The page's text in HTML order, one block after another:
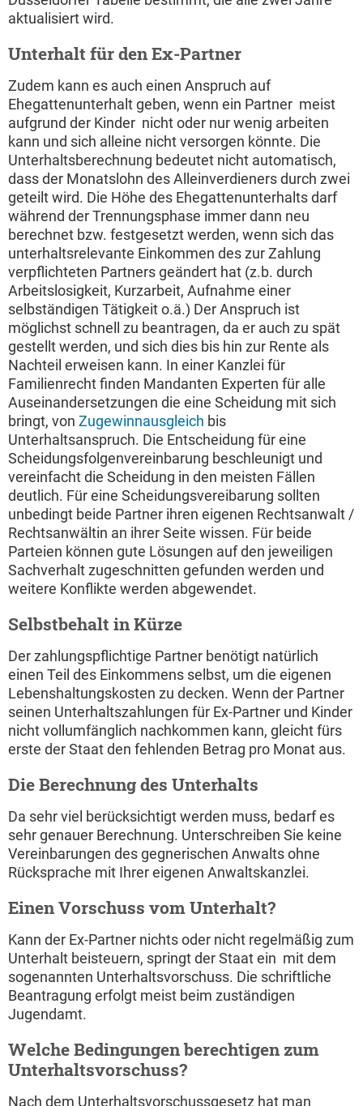
aktualisiert wird.
Unterhalt für den Ex-Partner
Zudem kann es auch einen Anspruch auf
Ehegattenunterhalt geben, wenn ein Partner  meist
aufgrund der Kinder  nicht oder nur wenig arbeiten
kann und sich alleine nicht versorgen könnte. Die
Unterhaltsberechnung bedeutet nicht automatisch,
dass der Monatslohn des Alleinverdieners durch zwei
geteilt wird. Die Höhe des Ehegattenunterhalts darf
während der Trennungsphase immer dann neu
berechnet bzw. festgesetzt werden, wenn sich das
unterhaltsrelevante Einkommen des zur Zahlung
verpflichteten Partners geändert hat (z.b. durch
Arbeitslosigkeit, Kurzarbeit, Aufnahme einer
selbständigen Tätigkeit o.ä.) Der Anspruch ist
möglichst schnell zu beantragen, da er auch zu spät
gestellt werden, und sich dies bis hin zur Rente als
Nachteil erweisen kann. In einer Kanzlei für
Familienrecht finden Mandanten Experten für alle
Auseinandersetzungen die eine Scheidung mit sich
bringt, von Zugewinnausgleich bis
Unterhaltsanspruch. Die Entscheidung für eine
Scheidungsfolgenvereinbarung beschleunigt und
vereinfacht die Scheidung in den meisten Fällen
deutlich. Für eine Scheidungsvereibarung sollten
unbedingt beide Partner ihren eigenen Rechtsanwalt /
Rechtsanwältin an ihrer Seite wissen. Für beide
Parteien können gute Lösungen auf den jeweiligen
Sachverhalt zugeschnitten gefunden werden und
weitere Konflikte werden abgewendet.
Selbstbehalt in Kürze
Der zahlungspflichtige Partner benötigt natürlich
einen Teil des Einkommens selbst, um die eigenen
Lebenshaltungskosten zu decken. Wenn der Partner
seinen Unterhaltszahlungen für Ex-Partner und Kinder
nicht vollumfänglich nachkommen kann, gleicht fürs
erste der Staat den fehlenden Betrag pro Monat aus.
Die Berechnung des Unterhalts
Da sehr viel berücksichtigt werden muss, bedarf es
sehr genauer Berechnung. Unterschreiben Sie keine
Vereinbarungen des gegnerischen Anwalts ohne
Rücksprache mit Ihrer eigenen Anwaltskanzlei.
Einen Vorschuss vom Unterhalt?
Kann der Ex-Partner nichts oder nicht regelmäßig zum
Unterhalt beisteuern, springt der Staat ein  mit dem
sogenannten Unterhaltsvorschuss. Die schriftliche
Beantragung erfolgt meist beim zuständigen
Jugendamt.
Welche Bedingungen berechtigen zum
Unterhaltsvorschuss?
Nach dem Unterhaltsvorschussgesetz hat man